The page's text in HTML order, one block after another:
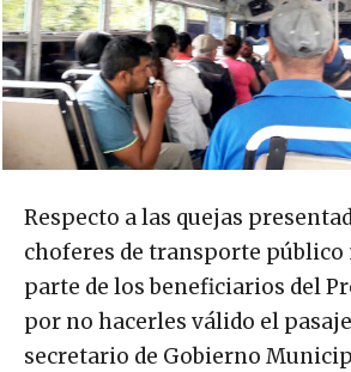
Respecto a las quejas
choferes de transporte público
parte de los beneficiarios del
por no hacerles válido el
secretario de Gobierno